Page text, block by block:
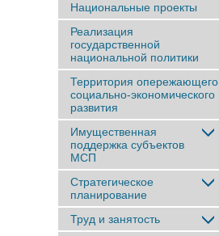
Национальные проекты
Реализация
государственной
национальной политики
Территория опережающего
социально-экономического
развития
Имущественная
поддержка субъектов
МСП
Стратегическое
планирование
Труд и занятость